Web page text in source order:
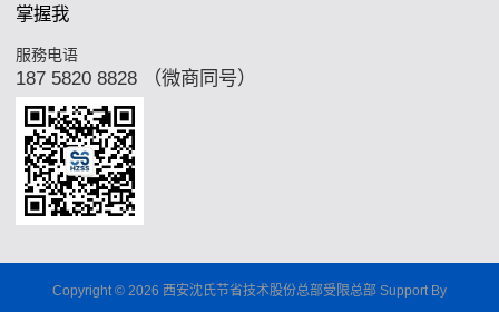
掌握我
服務电语
187 5820 8828 （微商同号）
Copyright © 2026 西安沈氏节省技术股份总部受限总部 Support By